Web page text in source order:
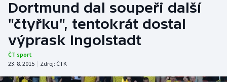
Hokej
Tenis
Atletika
Dortmund dal soupeři další
"čtyřku", tentokrát dostal
výprask Ingolstadt
ČT sport
23. 8. 2015 | Zdroj: ČTK